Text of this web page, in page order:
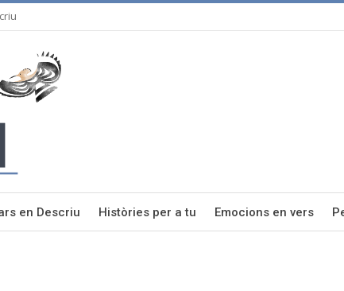
en Descriu Històries per a tu Emocions en vers